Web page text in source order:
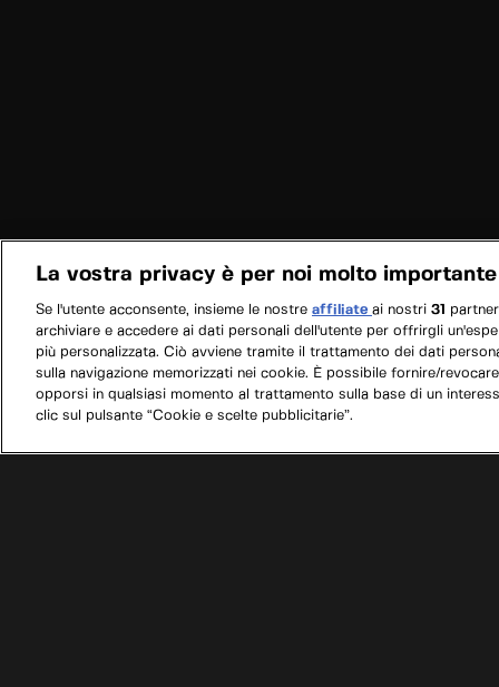
La vostra privacy è per noi molto importante
Se l'utente acconsente, insieme le nostre affiliate ai nostri 31
archiviare e accedere ai dati personali dell'utente per offrirgli
più personalizzata. Ciò avviene tramite il trattamento dei dati
sulla navigazione memorizzati nei cookie. È possibile fornire/
opporsi in qualsiasi momento al trattamento sulla base di un
clic sul pulsante “Cookie e scelte pubblicitarie”.